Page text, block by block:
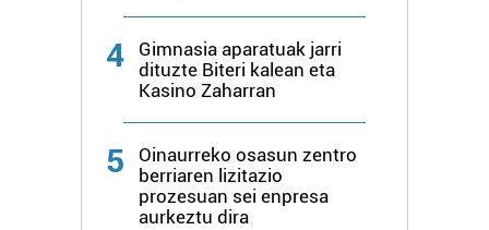
4
Gimnasia aparatuak jarri
dituzte Biteri kalean eta
Kasino Zaharran
5
Oinaurreko osasun zentro
berriaren lizitazio
prozesuan sei enpresa
aurkeztu dira